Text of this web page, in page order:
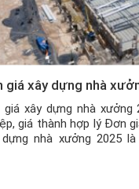
giá xây dựng nhà
xây dựng nhà xưởng
giá thành hợp lý Đơn
dựng nhà xưởng 2025